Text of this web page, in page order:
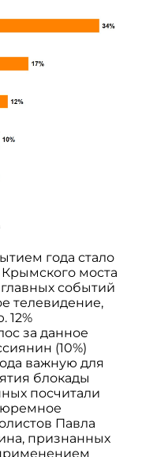
года стало
моста
событий
телевидение,
12%
за данное
(10%)
важную для
блокады
посчитали
Павла
признанных